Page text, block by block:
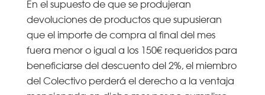
En el supuesto de que se produjeran
devoluciones de productos que supusieran
que el importe de compra al final del mes
fuera menor o igual a los 150€ requeridos para
beneficiarse del descuento del 2%, el miembro
del Colectivo perderá el derecho a la ventaja